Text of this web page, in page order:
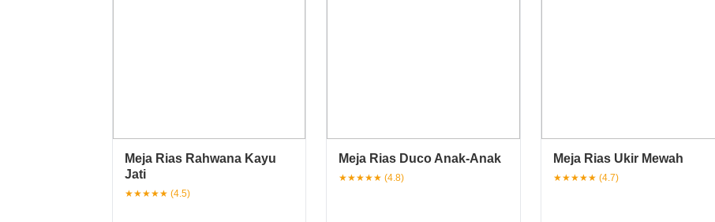
Meja Rias Rahwana Kayu
Jati
★★★★★ (4.5)
Meja Rias Duco Anak-Anak
★★★★★ (4.8)
Meja Rias Ukir Mewah
★★★★★ (4.7)